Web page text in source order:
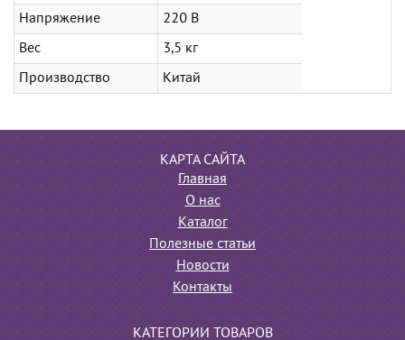
Напряжение 220 В
Вес 3,5 кг
Производство Китай
КАРТА САЙТА
Главная
О нас
Каталог
Полезные статьи
Новости
Контакты
КАТЕГОРИИ ТОВАРОВ